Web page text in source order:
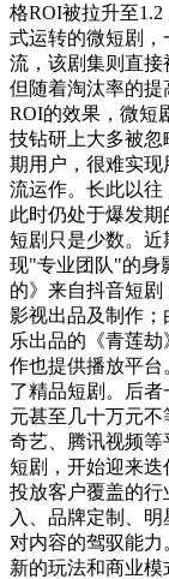
格ROI被拉升至
式运转的微短剧，
流，该剧集则直接
但随着淘汰率的
ROI的效果，微短
技钻研上大多被
期用户，很难实
流运作。长此以
此时仍处于爆发
短剧只是少数。近
现"专业团队"的身
的》来自抖音短
影视出品及制作
乐出品的《青莲
作也提供播放平
了精品短剧。后
元甚至几十万元
奇艺、腾讯视频
短剧，开始迎来迭
投放客户覆盖的
入、品牌定制、
对内容的驾驭能
新的玩法和商业